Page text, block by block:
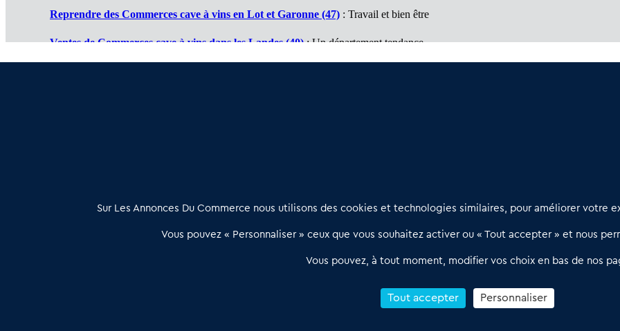
Reprendre des Commerces cave à vins en Lot et Garonne (47) : Travail et bien être
Ventes de Commerces cave à vins dans les Landes (40): Un département tendance
relation qualifiée conçu pour les acteurs de l’immobilier commercial
02 54 56 03 17
Contactez-nous
Notre solution
Offres Pro
Qui sommes nous ?
Sur Les Annonces Du Commerce nous utilisons des cookies et technologies similaires, pour améliorer votre
Vous pouvez « Personnaliser » ceux que vous souhaitez activer ou « Tout accepter » et nous
Vous pouvez, à tout moment, modifier vos choix en bas de nos
Tout accepter Personnaliser